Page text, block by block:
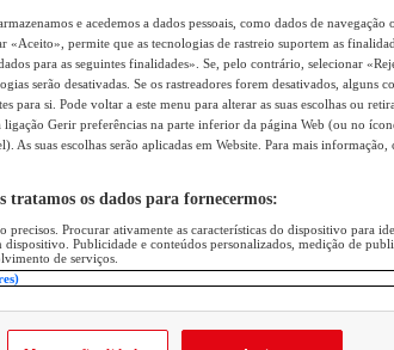
e acedemos a dados pessoais, como dados de
«Aceito», permite que as tecnologias de rastreio suportem as
para as seguintes finalidades». Se, pelo contrário, selecionar
serão desativadas. Se os rastreadores forem desativados, alguns
para si. Pode voltar a este menu para alterar as suas escolhas ou
Gerir preferências na parte inferior da página Web (ou no
As suas escolhas serão aplicadas em Website. Para mais
tratamos os dados para fornecermos:
precisos. Procurar ativamente as características do dispositivo para
Publicidade e conteúdos personalizados, medição de
de serviços.